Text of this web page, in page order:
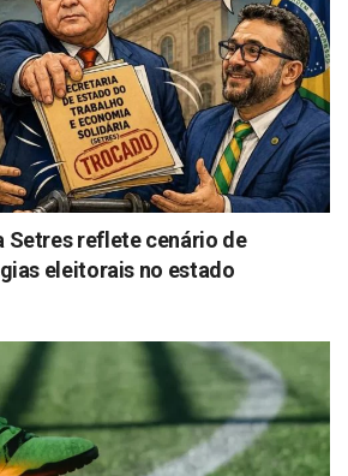
Setres reflete cenário de
eleitorais no estado